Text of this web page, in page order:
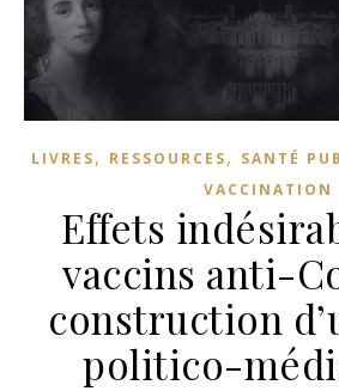
LIVRES, RESSOURCES, SANTÉ
VACCINATION
Effets
vaccins anti-
construction
politico-